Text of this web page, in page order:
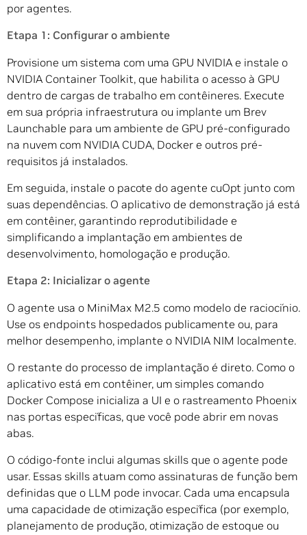
por agentes.
Etapa 1: Configurar o ambiente
Provisione um sistema com uma GPU NVIDIA e instale o
NVIDIA Container Toolkit, que habilita o acesso à GPU
dentro de cargas de trabalho em contêineres. Execute
em sua própria infraestrutura ou implante um Brev
Launchable para um ambiente de GPU pré-configurado
na nuvem com NVIDIA CUDA, Docker e outros pré-
requisitos já instalados.
Em seguida, instale o pacote do agente cuOpt junto com
suas dependências. O aplicativo de demonstração já está
em contêiner, garantindo reprodutibilidade e
simplificando a implantação em ambientes de
desenvolvimento, homologação e produção.
Etapa 2: Inicializar o agente
O agente usa o MiniMax M2.5 como modelo de raciocínio.
Use os endpoints hospedados publicamente ou, para
melhor desempenho, implante o NVIDIA NIM localmente.
O restante do processo de implantação é direto. Como o
aplicativo está em contêiner, um simples comando
Docker Compose inicializa a UI e o rastreamento Phoenix
nas portas específicas, que você pode abrir em novas
abas.
O código-fonte inclui algumas skills que o agente pode
usar. Essas skills atuam como assinaturas de função bem
definidas que o LLM pode invocar. Cada uma encapsula
uma capacidade de otimização específica (por exemplo,
planejamento de produção, otimização de estoque ou